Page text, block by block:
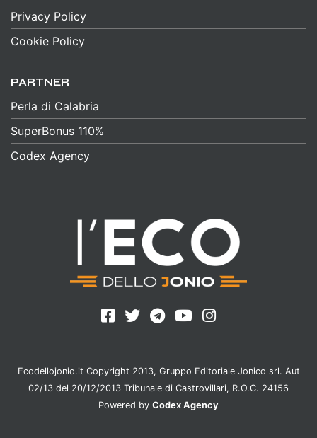
Privacy Policy
Cookie Policy
PARTNER
Perla di Calabria
SuperBonus 110%
Codex Agency
Ecodellojonio.it Copyright 2013, Gruppo Editoriale Jonico srl. Aut
02/13 del 20/12/2013 Tribunale di Castrovillari, R.O.C. 24156
Powered by Codex Agency